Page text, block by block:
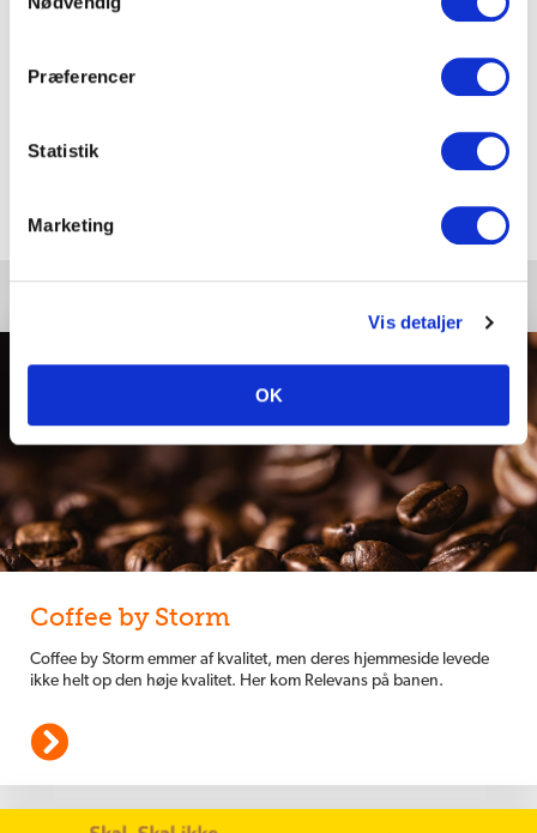
Præferencer
Statistik
Marketing
Vis detaljer
OK
kommunikation
Coffee by Storm
Coffee by Storm emmer af kvalitet, men deres hjemmeside levede
ikke helt op den høje kvalitet. Her kom Relevans på banen.